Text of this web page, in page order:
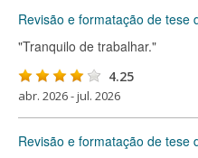
Revisão e formatação de tese
"Tranquilo de trabalhar."
4.25
abr. 2026 - jul. 2026
Revisão e formatação de tese